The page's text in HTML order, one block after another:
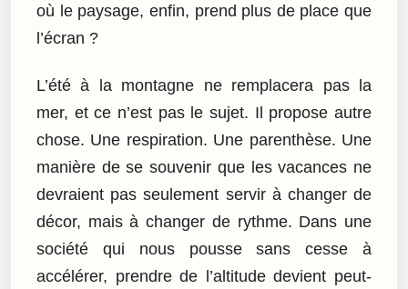
où le paysage, enfin, prend plus de place que
l’écran ?
L’été à la montagne ne remplacera pas la
mer, et ce n’est pas le sujet. Il propose autre
chose. Une respiration. Une parenthèse. Une
manière de se souvenir que les vacances ne
devraient pas seulement servir à changer de
décor, mais à changer de rythme. Dans une
société qui nous pousse sans cesse à
accélérer, prendre de l’altitude devient peut-